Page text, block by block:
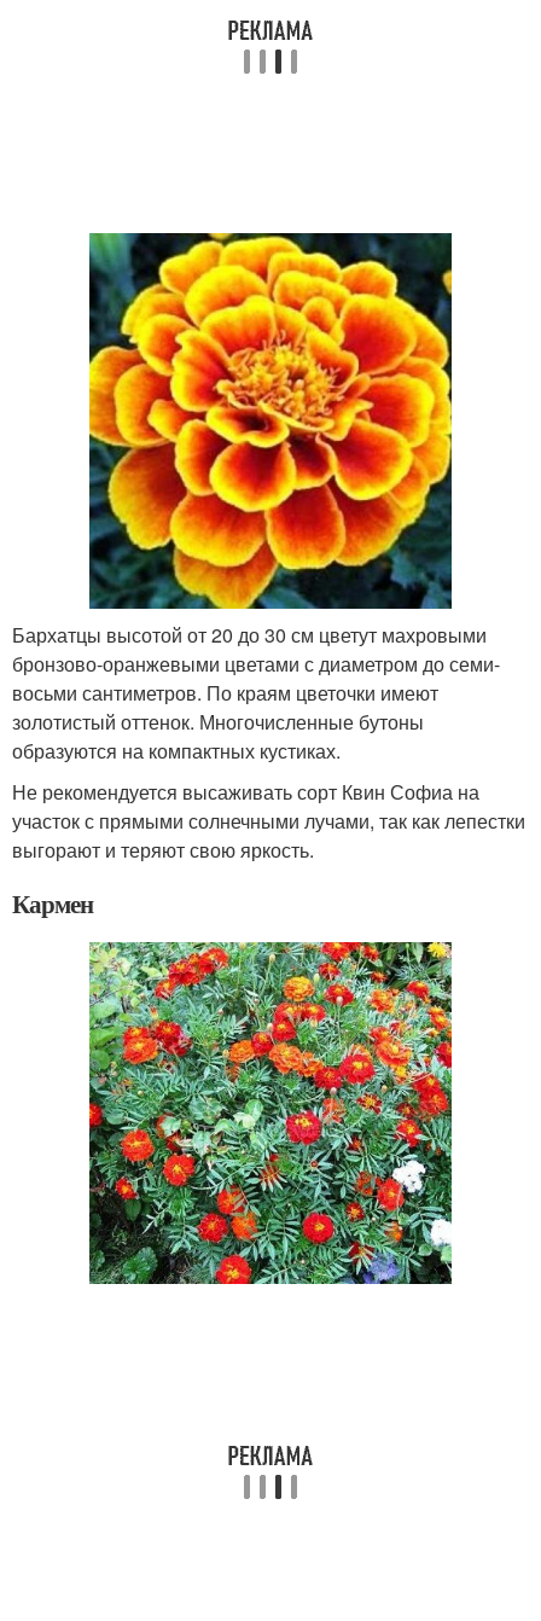
Бархатцы высотой от 20 до 30 см цветут махровыми
бронзово-оранжевыми цветами с диаметром до семи-
восьми сантиметров. По краям цветочки имеют
золотистый оттенок. Многочисленные бутоны
образуются на компактных кустиках.
Не рекомендуется высаживать сорт Квин Софиа на
участок с прямыми солнечными лучами, так как лепестки
выгорают и теряют свою яркость.
Кармен